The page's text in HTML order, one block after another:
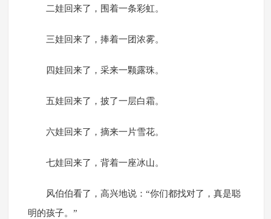
二娃回来了，围着一条彩虹。
三娃回来了，捧着一团浓雾。
四娃回来了，采来一颗露珠。
五娃回来了，披了一层白霜。
六娃回来了，摘来一片雪花。
七娃回来了，背着一座冰山。
风伯伯看了，高兴地说：“你们都找对了，真是聪
明的孩子。”